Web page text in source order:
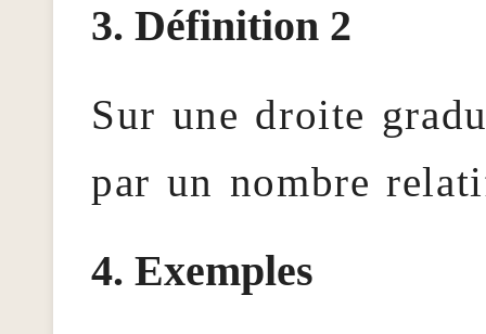
Définition 2
Sur une droite
par un nombre
Exemples